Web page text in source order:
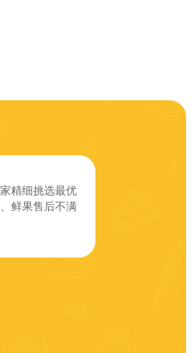
精细挑选最优
鲜果售后不满